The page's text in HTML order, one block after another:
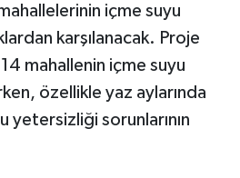
içme suyu
karşılanacak. Proje
mahallenin içme suyu
özellikle yaz aylarında
yetersizliği sorunlarının